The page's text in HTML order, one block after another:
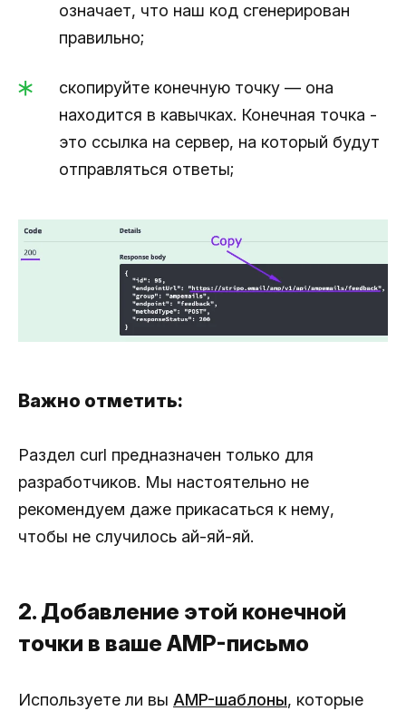
означает, что наш код сгенерирован
правильно;
скопируйте конечную точку — она
находится в кавычках. Конечная точка -
это ссылка на сервер, на который будут
отправляться ответы;
Важно отметить:
Раздел curl предназначен только для
разработчиков. Мы настоятельно не
рекомендуем даже прикасаться к нему,
чтобы не случилось ай-яй-яй.
2. Добавление этой конечной
точки в ваше AMP-письмо
Используете ли вы AMP-шаблоны, которые